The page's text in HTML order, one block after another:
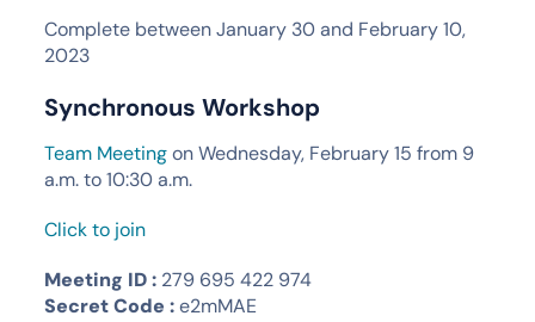
Complete between January 30 and February 10,
2023
Synchronous Workshop
Team Meetingon Wednesday, February 15 from 9
a.m. to 10:30 a.m.
Click to join
Meeting ID :279 695 422 974
Secret Code :e2mMAE